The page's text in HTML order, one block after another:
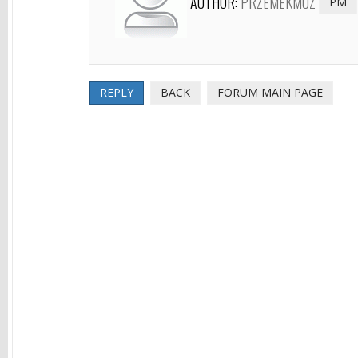
REPLY BACK FORUM MAIN PAGE